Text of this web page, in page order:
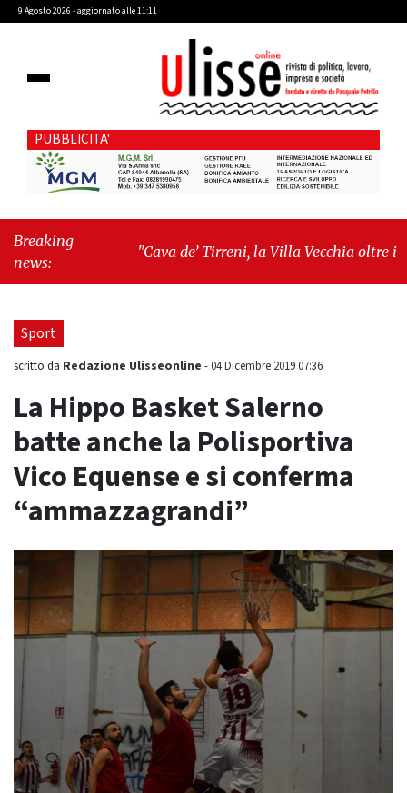
9 Agosto 2026 - aggiornato alle 11:11
PUBBLICITA'
Breaking
news:
"Cava de’ Tirreni, la Villa Vecchia oltre i
Sport
scritto da Redazione Ulisseonline -04 Dicembre 2019 07:36
La Hippo Basket Salerno
batte anche la Polisportiva
Vico Equense e si conferma
“ammazzagrandi”